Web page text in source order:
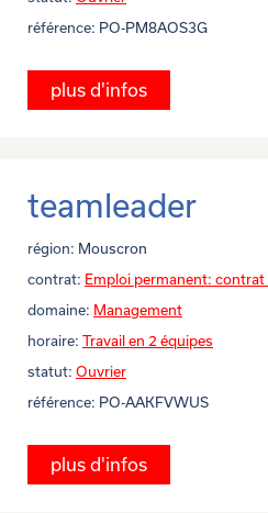
référence: PO-PM8AOS3G
plus d'infos
teamleader
région: Mouscron
contrat: Emploi permanent:
domaine: Management
horaire: Travail en 2 équipes
statut: Ouvrier
référence: PO-AAKFVWUS
plus d'infos